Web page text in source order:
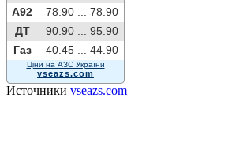
A92
78.90 ...
78.90
ДТ
90.90 ...
95.90
Газ
40.45 ... 44.90
Ціни на АЗС України
vseazs.com
Источники vseazs.com